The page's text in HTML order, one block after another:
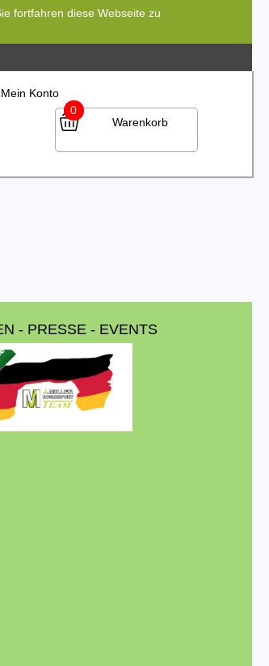
fortfahren diese Webseite zu
Mein Konto
0
Warenkorb
- PRESSE - EVENTS